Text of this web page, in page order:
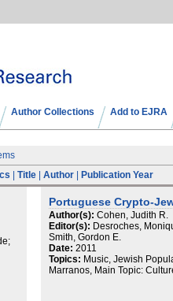
Author Collections Add to EJRA
Title Author Publication Year
Portuguese Crypto-
Author(s): Cohen, Judith R.
Editor(s): Desroches,
Smith, Gordon E.
Date: 2011
Topics: Music, Jewish
Marranos, Main Topic: